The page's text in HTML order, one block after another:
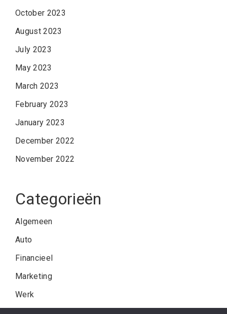
October 2023
August 2023
July 2023
May 2023
March 2023
February 2023
January 2023
December 2022
November 2022
Categorieën
Algemeen
Auto
Financieel
Marketing
Werk